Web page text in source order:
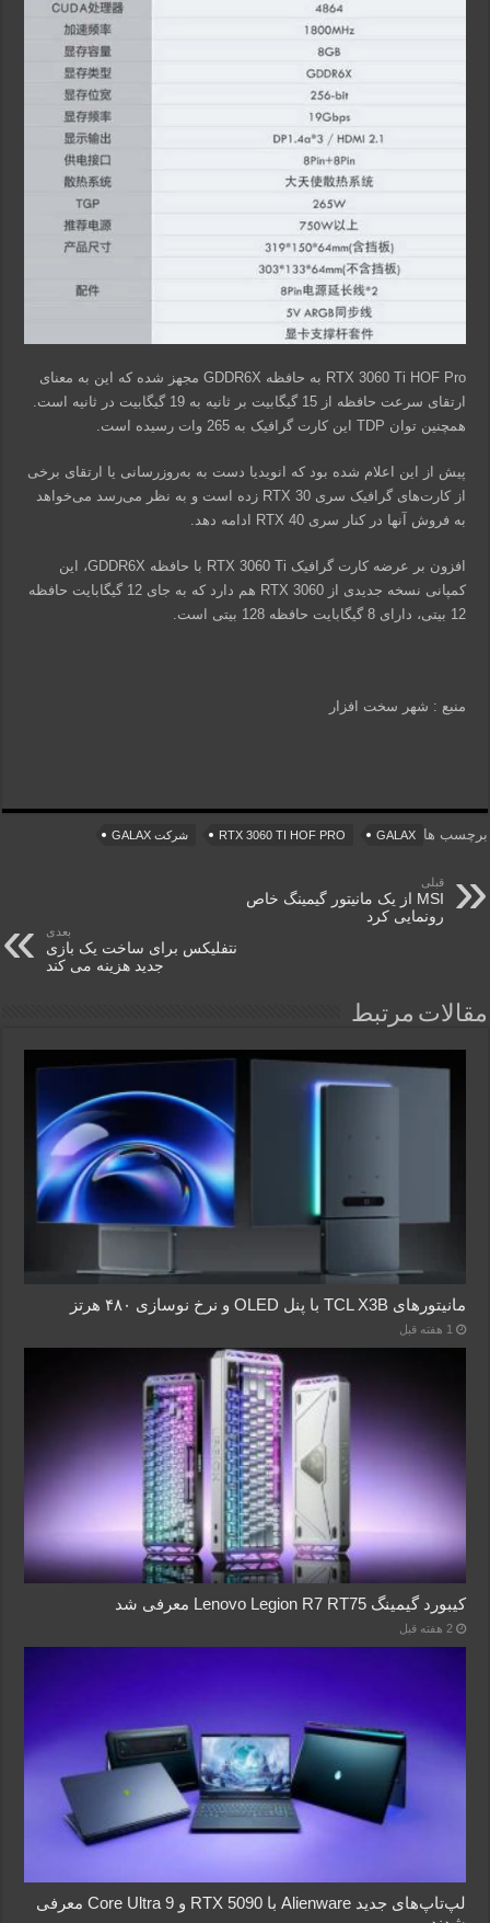
RTX 3060 Ti HOF Pro به حافظه GDDR6X مجهز شده که این به معنای
ارتقای سرعت حافظه از 15 گیگابیت بر ثانیه به 19 گیگابیت در ثانیه است.
همچنین توان TDP این کارت گرافیک به 265 وات رسیده است.
پیش از این اعلام شده بود که انویدیا دست به به‌روزرسانی یا ارتقای برخی
از کارت‌های گرافیک سری RTX 30 زده است و به نظر می‌رسد می‌خواهد
به فروش آنها در کنار سری RTX 40 ادامه دهد.
افزون بر عرضه کارت گرافیک RTX 3060 Ti با حافظه GDDR6X، این
کمپانی نسخه جدیدی از RTX 3060 هم دارد که به جای 12 گیگابایت حافظه
12 بیتی، دارای 8 گیگابایت حافظه 128 بیتی است.
منبع : شهر سخت افزار
برچسب ها GALAX
RTX 3060 TI HOF PRO شرکت GALAX
قبلی
MSI از یک مانیتور گیمینگ خاص
رونمایی کرد
بعدی
نتفلیکس برای ساخت یک بازی
جدید هزینه می کند
مقالات مرتبط
مانیتورهای TCL X3B با پنل OLED و نرخ نوسازی ۴۸۰ هرتز
1 هفته قبل
کیبورد گیمینگ Lenovo Legion R7 RT75 معرفی شد
2 هفته قبل
لپ‌تاپ‌های جدید Alienware با RTX 5090 و Core Ultra 9 معرفی